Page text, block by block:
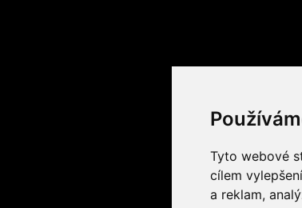
Tyto webové
cílem
a reklam,